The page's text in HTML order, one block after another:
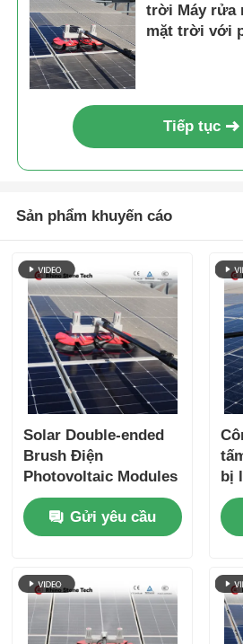
trời Máy rửa
mặt trời với
Tiếp tục
Sản phẩm khuyến cáo
Solar Double-ended
Brush Điện
Photovoltaic Modules
Robot làm sạch bàn
chải với hệ thống vệ
sinh tấm pin mặt trời
Gửi yêu cầu
bị